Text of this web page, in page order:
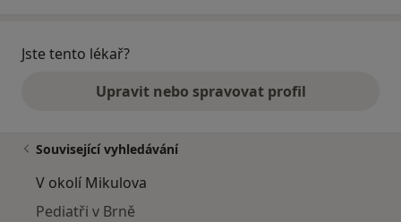
Jste tento lékař?
Upravit nebo spravovat profil
Související vyhledávání
V okolí Mikulova
Pediatři v Brně